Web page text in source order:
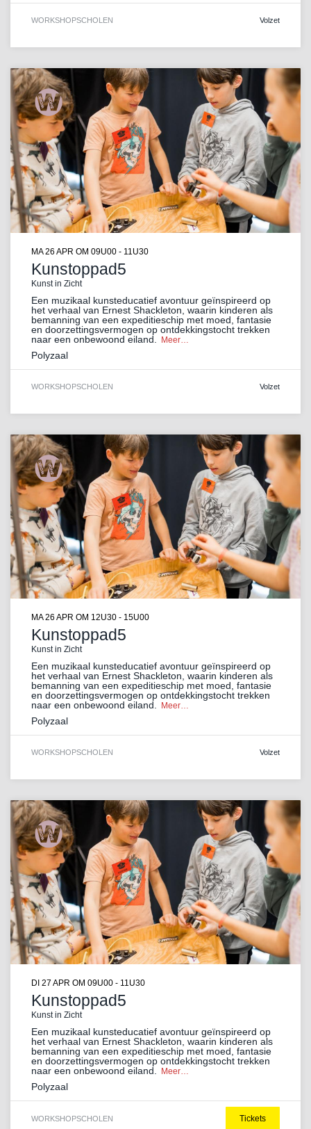
WORKSHOPSCHOLEN Volzet
Kunstoppad5
Kunst in Zicht
MA 26 APR OM 09U00 - 11U30
Een muzikaal kunsteducatief avontuur geïnspireerd op
het verhaal van Ernest Shackleton, waarin kinderen als
bemanning van een expeditieschip met moed, fantasie
en doorzettingsvermogen op ontdekkingstocht trekken
naar een onbewoond eiland.
Meer…
Polyzaal
WORKSHOPSCHOLEN Volzet
Kunstoppad5
Kunst in Zicht
MA 26 APR OM 12U30 - 15U00
Een muzikaal kunsteducatief avontuur geïnspireerd op
het verhaal van Ernest Shackleton, waarin kinderen als
bemanning van een expeditieschip met moed, fantasie
en doorzettingsvermogen op ontdekkingstocht trekken
naar een onbewoond eiland.
Meer…
Polyzaal
WORKSHOPSCHOLEN Volzet
Kunstoppad5
Kunst in Zicht
DI 27 APR OM 09U00 - 11U30
Een muzikaal kunsteducatief avontuur geïnspireerd op
het verhaal van Ernest Shackleton, waarin kinderen als
bemanning van een expeditieschip met moed, fantasie
en doorzettingsvermogen op ontdekkingstocht trekken
naar een onbewoond eiland.
Meer…
Polyzaal
WORKSHOPSCHOLEN Tickets